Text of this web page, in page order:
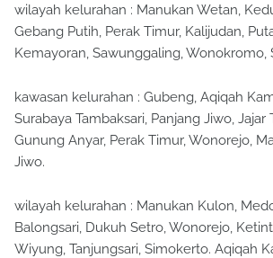
wilayah kelurahan : Manukan Wetan,
Gebang Putih, Perak Timur, Kalijudan,
Kemayoran, Sawunggaling, Wonokromo,
kawasan kelurahan : Gubeng, Aqiqah
Surabaya Tambaksari, Panjang Jiwo, Jajar
Gunung Anyar, Perak Timur, Wonorejo,
Jiwo.
wilayah kelurahan : Manukan Kulon,
Balongsari, Dukuh Setro, Wonorejo,
Wiyung, Tanjungsari, Simokerto. Aqiqah